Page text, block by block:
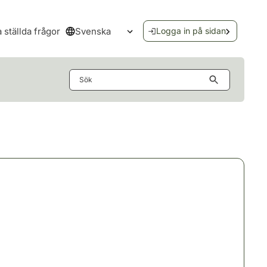
ställda frågor Svenska
Öppna språkmenyn
Logga in på sidan